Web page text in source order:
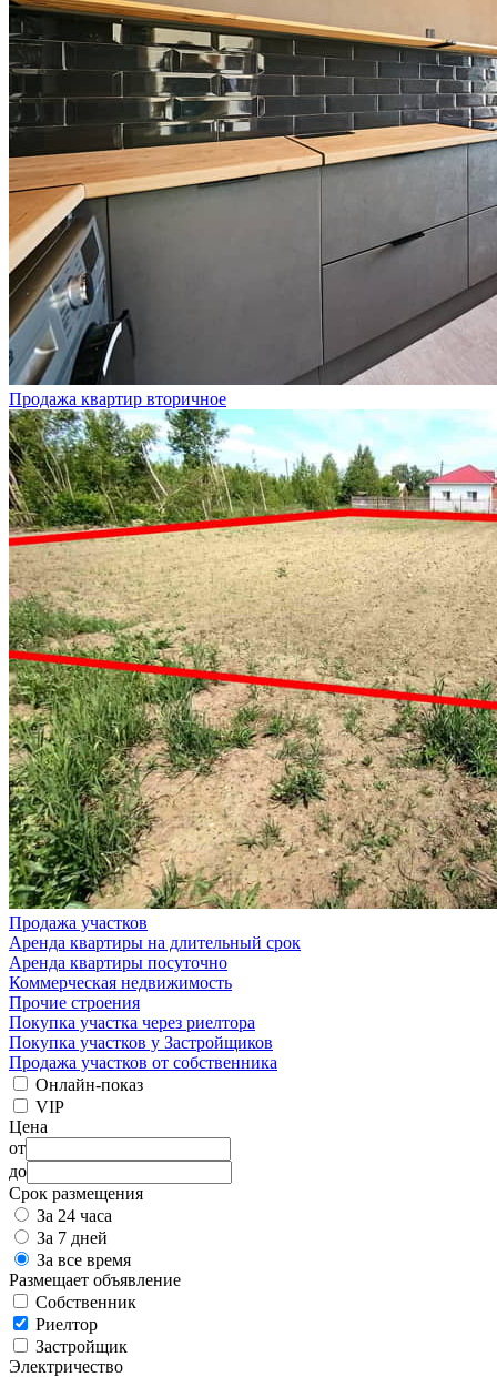
Продажа квартир вторичное
Продажа участков
Аренда квартиры на длительный срок
Аренда квартиры посуточно
Коммерческая недвижимость
Прочие строения
Покупка участка через риелтора
Покупка участков у Застройщиков
Продажа участков от собственника
Онлайн-показ
VIP
Цена
от
до
Срок размещения
За 24 часа
За 7 дней
За все время
Размещает объявление
Собственник
Риелтор
Застройщик
Электричество